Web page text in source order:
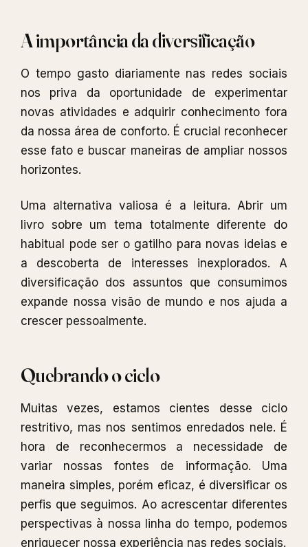
A importância da diversificação
O tempo gasto diariamente nas redes sociais
nos priva da oportunidade de experimentar
novas atividades e adquirir conhecimento fora
da nossa área de conforto. É crucial reconhecer
esse fato e buscar maneiras de ampliar nossos
horizontes.
Uma alternativa valiosa é a leitura. Abrir um
livro sobre um tema totalmente diferente do
habitual pode ser o gatilho para novas ideias e
a descoberta de interesses inexplorados. A
diversificação dos assuntos que consumimos
expande nossa visão de mundo e nos ajuda a
crescer pessoalmente.
Quebrando o ciclo
Muitas vezes, estamos cientes desse ciclo
restritivo, mas nos sentimos enredados nele. É
hora de reconhecermos a necessidade de
variar nossas fontes de informação. Uma
maneira simples, porém eficaz, é diversificar os
perfis que seguimos. Ao acrescentar diferentes
perspectivas à nossa linha do tempo, podemos
enriquecer nossa experiência nas redes sociais.